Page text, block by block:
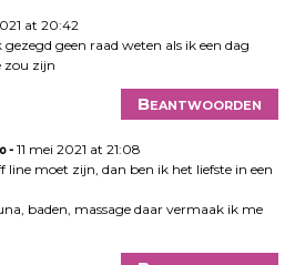
at 20:42
gezegd geen raad weten als ik een dag
zou zijn
Beantwoorden
11 mei 2021 at 21:08
line moet zijn, dan ben ik het liefste in een
baden, massage daar vermaak ik me